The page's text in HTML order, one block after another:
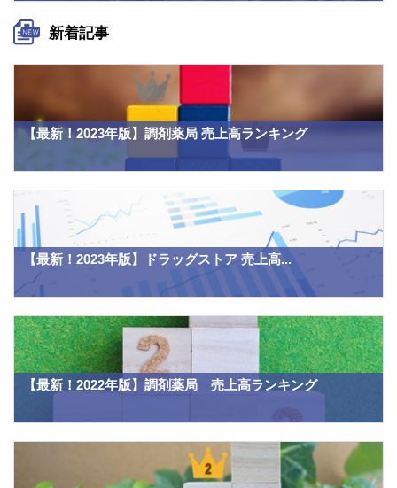
新着記事
【最新！2023年版】調剤薬局 売上高ランキング
【最新！2023年版】ドラッグストア 売上高...
【最新！2022年版】調剤薬局 売上高ランキング